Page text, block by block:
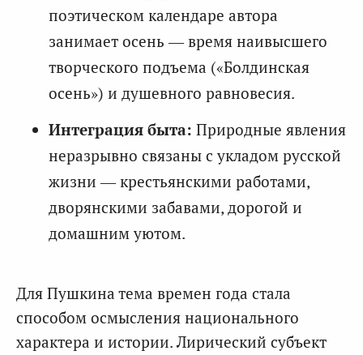
поэтическом календаре автора
занимает осень — время наивысшего
творческого подъема («Болдинская
осень») и душевного равновесия.
Интеграция быта: Природные явления
неразрывно связаны с укладом русской
жизни — крестьянскими работами,
дворянскими забавами, дорогой и
домашним уютом.
Для Пушкина тема времен года стала
способом осмысления национального
характера и истории. Лирический субъект